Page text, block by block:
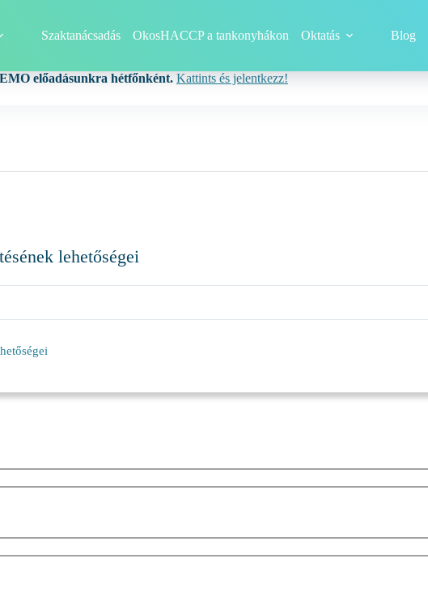
Szaktanácsadás OkosHACCP a tankonyhákon Oktatás Blog
előadásunkra hétfőnként. Kattints és jelentkezz!
lehetőségei